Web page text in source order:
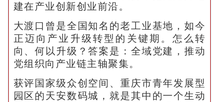
建在产业创新创业前沿。
大渡口曾是全国知名的老工业基地，如今
正迈向产业升级转型的关键期。怎么转
向、何以升级？答案是：全域党建，推动
党组织向产业链主轴聚集。
获评国家级众创空间、重庆市青年发展型
园区的天安数码城，就是其中的一个生动